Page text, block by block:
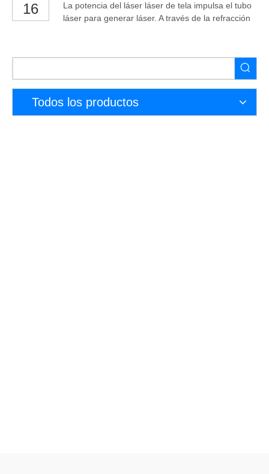
16
La potencia del láser láser de tela impulsa el tubo
láser para generar láser. A través de la refracción
cabeza del láser enfoca la luz en un punto, que
puede ser muy alta temperatura. El material se
subliman en
Todos los productos